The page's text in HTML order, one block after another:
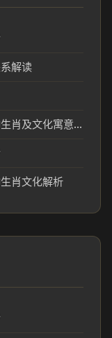
解读
鱼沉鸿断是什么生肖_鱼沉鸿断对应的生肖及文化寓意解析
肖文化解析